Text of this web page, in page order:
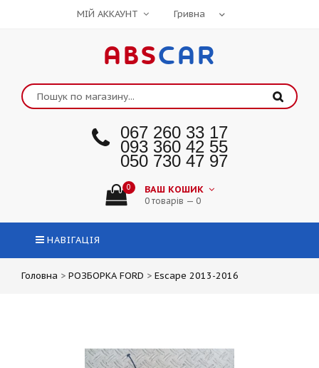
МІЙ АККАУНТ
ABSCAR
067 260 33 17
093 360 42 55
050 730 47 97
0 ВАШ КОШИК
0 товарів — 0
НАВІГАЦІЯ
Головна > РОЗБОРКА FORD > Escape 2013-2016